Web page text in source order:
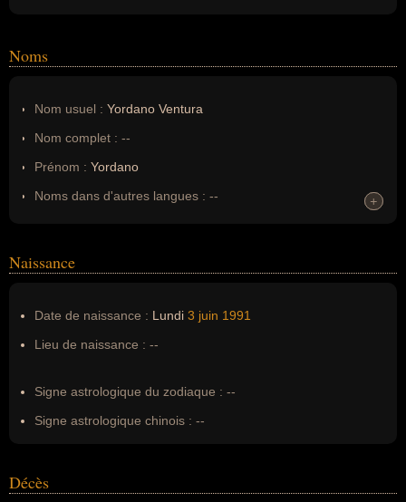
Noms
Nom usuel : Yordano Ventura
Nom complet : --
Prénom : Yordano
Noms dans d'autres langues : --
Nom de famille :Ventura
+
+
Naissance
Date de naissance : Lundi 3 juin 1991
Lieu de naissance : --
Signe astrologique du zodiaque : --
Signe astrologique chinois : --
Décès